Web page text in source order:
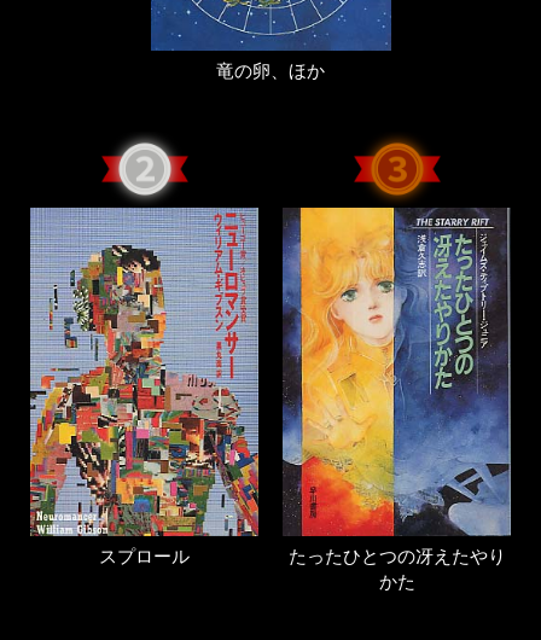
竜の卵、ほか
スプロール
たったひとつの冴えたやり
かた